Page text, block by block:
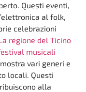
Questi eventi,
al folk,
celebrazioni
regione del Ticino
musicali
vari generi e
locali. Questi
alla